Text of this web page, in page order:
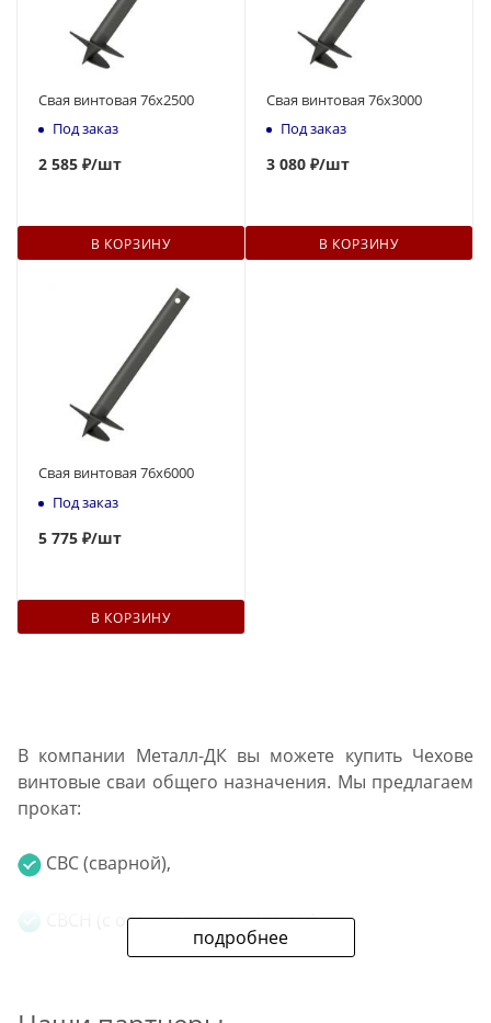
Свая винтовая 76x2500
Под заказ
2 585 ₽/шт
В КОРЗИНУ
Свая винтовая 76x3000
Под заказ
3 080 ₽/шт
В КОРЗИНУ
Свая винтовая 76x6000
Под заказ
5 775 ₽/шт
В КОРЗИНУ
подробнее
В компании Металл-ДК вы можете купить Чехове
винтовые сваи общего назначения. Мы предлагаем
прокат:
СВС (сварной),
СВСН (с острым наконечником).